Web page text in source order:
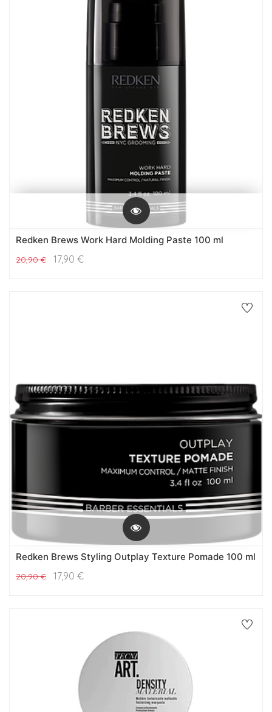
Redken Brews Work Hard Molding Paste 100 ml
20,90€ 17,90 €
Redken Brews Styling Outplay Texture Pomade 100 ml
20,90€ 17,90 €